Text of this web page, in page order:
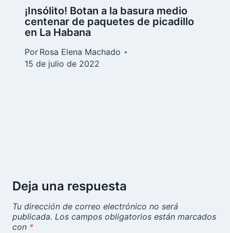
¡Insólito! Botan a la basura medio
centenar de paquetes de picadillo
en La Habana
Por Rosa Elena Machado
15 de julio de 2022
Deja una respuesta
Tu dirección de correo electrónico no será
publicada. Los campos obligatorios están marcados
con *